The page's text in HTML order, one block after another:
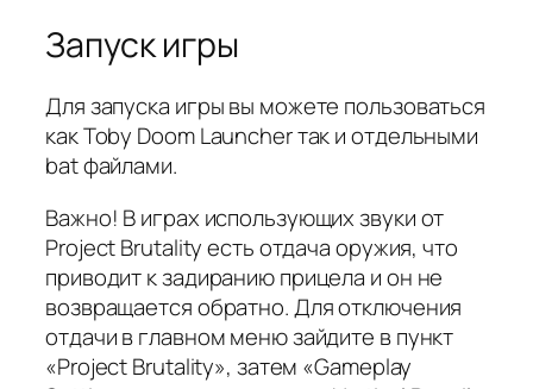
Запуск игры
Для запуска игры вы можете пользоваться
как Toby Doom Launcher так и отдельными
bat файлами.
Важно! В играх использующих звуки от
Project Brutality есть отдача оружия, что
приводит к задиранию прицела и он не
возвращается обратно. Для отключения
отдачи в главном меню зайдите в пункт
«Project Brutality», затем «Gameplay